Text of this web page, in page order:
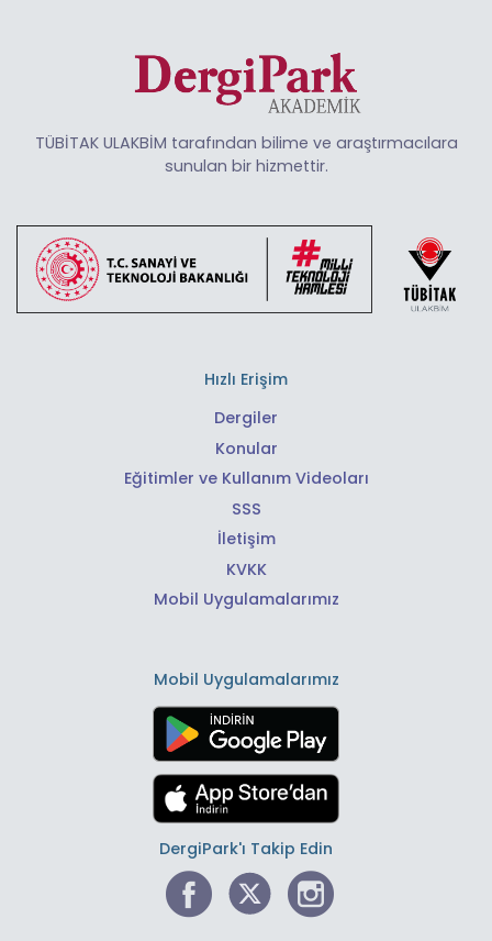
TÜBİTAK ULAKBİM tarafından bilime ve araştırmacılara
sunulan bir hizmettir.
Hızlı Erişim
Dergiler
Konular
Eğitimler ve Kullanım Videoları
SSS
İletişim
KVKK
Mobil Uygulamalarımız
Mobil Uygulamalarımız
DergiPark'ı Takip Edin